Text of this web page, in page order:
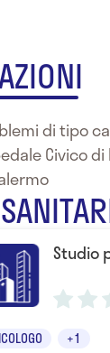
di tipo
Civico
Studio
+1